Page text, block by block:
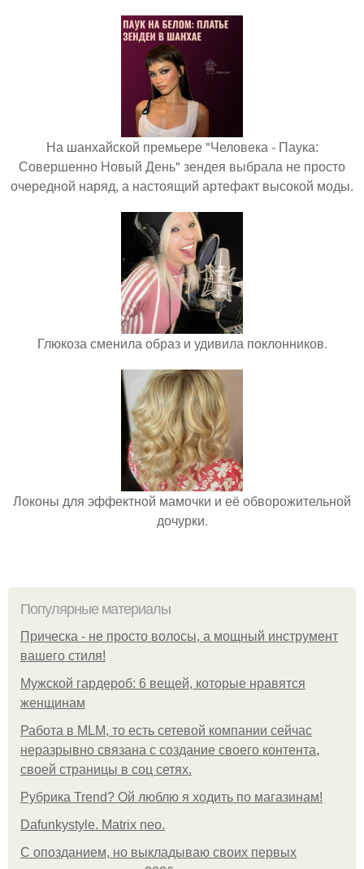
На шанхайской премьере "Человека - Паука:
Совершенно Новый День" зендея выбрала не просто
очередной наряд, а настоящий артефакт высокой моды.
Глюкоза сменила образ и удивила поклонников.
Локоны для эффектной мамочки и её обворожительной
дочурки.
Популярные материалы
Прическа - не просто волосы, а мощный инструмент
вашего стиля!
Мужской гардероб: 6 вещей, которые нравятся
женщинам
Работа в MLM, то есть сетевой компании сейчас
неразрывно связана с создание своего контента,
своей страницы в соц сетях.
Рубрика Trend? Ой люблю я ходить по магазинам!
Dafunkystyle. Matrix neo.
С опозданием, но выкладываю своих первых